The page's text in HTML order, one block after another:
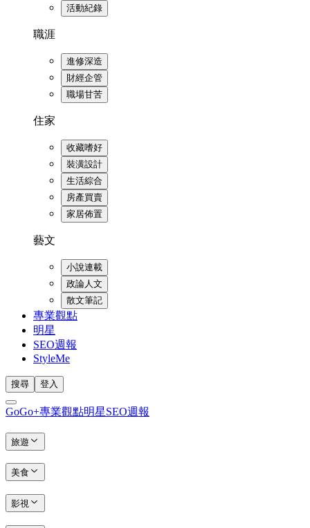
活動紀錄
職涯
進修深造
財經企管
職場甘苦
住家
收藏嗜好
裝潢設計
生活綜合
房產買賣
家居佈置
藝文
小說連載
政論人文
散文筆記
專業觀點
明星
SEO週報
StyleMe
搜尋 登入
GoGo+專業觀點明星SEO週報
旅遊
美食
影視